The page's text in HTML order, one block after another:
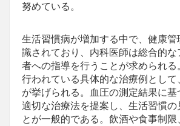
努めている。
生活習慣病が増加する中で、健康
識されており、内科医師は総合的
者への指導を行うことが求められ
行われている具体的な治療例とし
が挙げられる。血圧の測定結果に
適切な治療法を提案し、生活習慣の
とが一般的である。飲酒や食事制